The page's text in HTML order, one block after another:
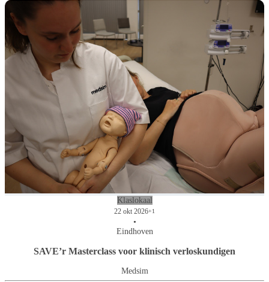
Klaslokaal
22 okt 2026+1
•
Eindhoven
SAVE’r Masterclass voor klinisch verloskundigen
Medsim